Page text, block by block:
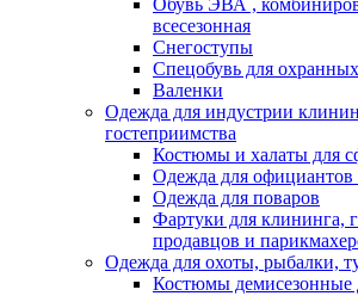
Обувь ЭВА ,
всесезонная
Снегоступы
Спецобувь для
Валенки
Одежда для индустрии
гостеприимства
Костюмы и халаты для
Одежда для официантов
Одежда для поваров
Фартуки для клининга,
продавцов и
Одежда для охоты, рыбалки,
Костюмы демисезонные